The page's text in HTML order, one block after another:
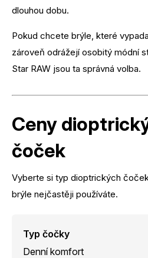
dlouhou dobu.
Pokud chcete brýle, které
zároveň odrážejí osobitý módní
Star RAW jsou ta správná volba.
Ceny
čoček
Vyberte si typ dioptrických
brýle nejčastěji používáte.
Typ čočky
Denní komfort